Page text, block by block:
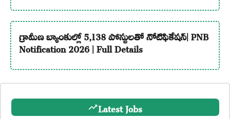
గ్రామీణ బ్యాంకుల్లో 5,138 పోస్టులతో నోటిఫికేషన్| PNB
Notification 2026 | Full Details
Latest Jobs